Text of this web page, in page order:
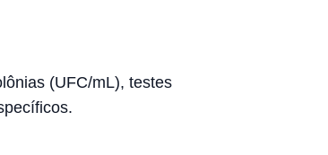
(UFC/mL), testes